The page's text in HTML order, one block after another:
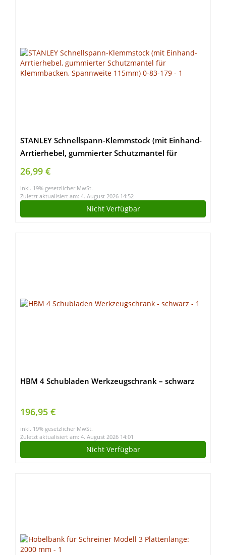
STANLEY Schnellspann-Klemmstock (mit Einhand-
Arrtierhebel, gummierter Schutzmantel für
Klemmbacken, Spannweite 115mm) 0-83-179
26,99 €
inkl. 19% gesetzlicher MwSt.
Zuletzt aktualisiert am: 4. August 2026 14:52
Nicht Verfügbar
HBM 4 Schubladen Werkzeugschrank – schwarz
196,95 €
inkl. 19% gesetzlicher MwSt.
Zuletzt aktualisiert am: 4. August 2026 14:01
Nicht Verfügbar